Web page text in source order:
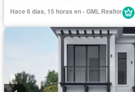
Cuarto de servicio
Seguridad Sin amoblar
Hace 6 días, 15 horas en - GML Realtor